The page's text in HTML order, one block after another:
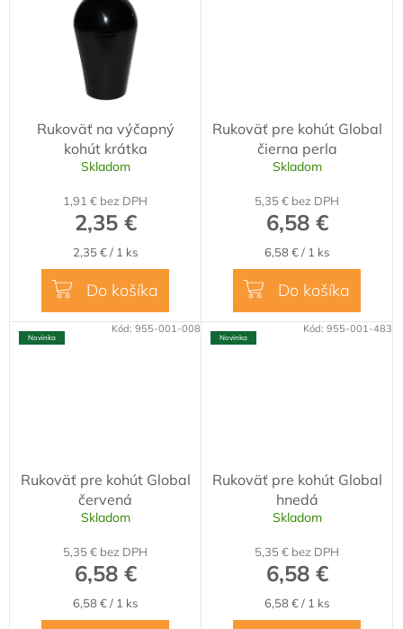
Rukoväť na výčapný
kohút krátka
Skladom
1,91 € bez DPH
2,35 €
Jednotková
cena:
2,35 € / 1 ks
Do košíka
Rukoväť pre kohút Global
čierna perla
Skladom
5,35 € bez DPH
6,58 €
Jednotková
cena:
6,58 € / 1 ks
Do košíka
Novinka
Rukoväť pre kohút Global
červená
Skladom
5,35 € bez DPH
6,58 €
Jednotková
cena:
6,58 € / 1 ks
Kód: 955-001-008
Novinka
Rukoväť pre kohút Global
hnedá
Skladom
5,35 € bez DPH
6,58 €
Jednotková
cena:
6,58 € / 1 ks
Kód: 955-001-483